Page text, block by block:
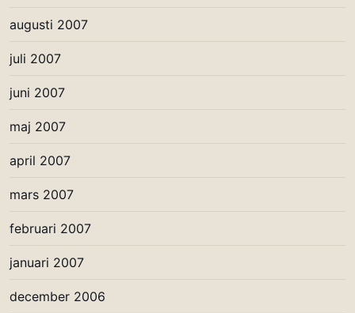
augusti 2007
juli 2007
juni 2007
maj 2007
april 2007
mars 2007
februari 2007
januari 2007
december 2006